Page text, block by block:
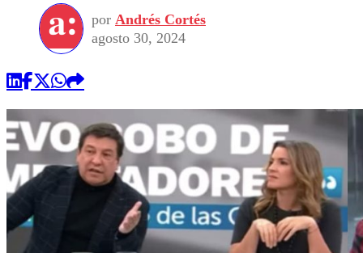
por Andrés Cortés
agosto 30, 2024